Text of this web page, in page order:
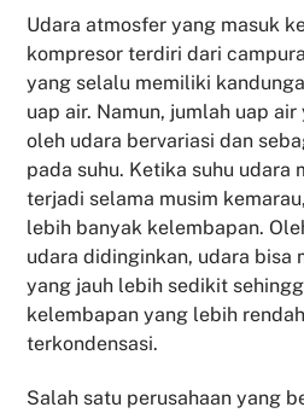
Udara atmosfer yang masuk
kompresor terdiri dari
yang selalu memiliki
uap air. Namun, jumlah uap
oleh udara bervariasi dan
pada suhu. Ketika suhu udara
terjadi selama musim
lebih banyak kelembapan.
udara didinginkan, udara bisa
yang jauh lebih sedikit
kelembapan yang lebih
terkondensasi.
Salah satu perusahaan yang